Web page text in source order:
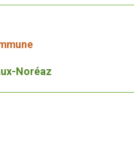
Noréaz